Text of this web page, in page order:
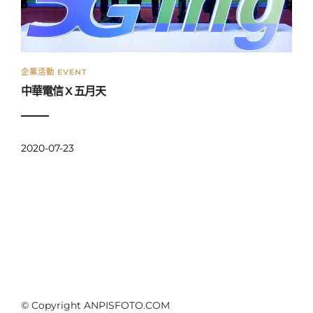
企業活動 EVENT
中華電信 X 五月天
2020-07-23
© Copyright ANPISFOTO.COM